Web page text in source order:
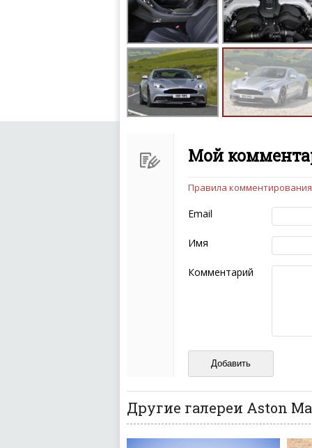
Мой
Чтобы ваш комментарий
следующих правил:
Комментарий не
эмоциональных
Не стоит
Пожалуйста, не
также призывы к
Не размещайте
И запаситесь терпением,
ваш отзыв может
Правила комментирования
Email
Имя
Комментарий
Другие галереи Aston